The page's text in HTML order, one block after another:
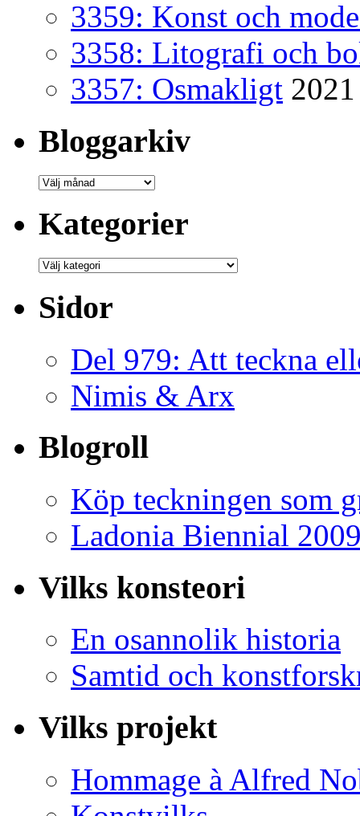
3359: Konst och
3358: Litografi och
3357: Osmakligt
Bloggarkiv
Bloggarkiv
Kategorier
Kategorier
Sidor
Del 979: Att teckna
Nimis & Arx
Blogroll
Köp teckningen som
Ladonia Biennial
Vilks konsteori
En osannolik historia
Samtid och
Vilks projekt
Hommage à Alfred